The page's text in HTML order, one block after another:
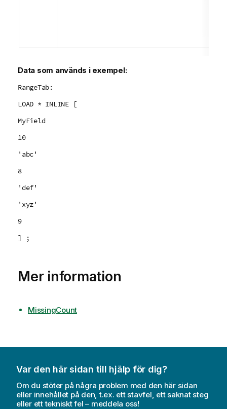
Data som används i exempel:
RangeTab:
LOAD * INLINE [
MyField
10
'abc'
8
'def'
'xyz'
9
] ;
Mer information
MissingCount
Var den här sidan till hjälp för dig?
Om du stöter på några problem med den här sidan
eller innehållet på den, t.ex. ett stavfel, ett saknat steg
eller ett tekniskt fel – meddela oss!